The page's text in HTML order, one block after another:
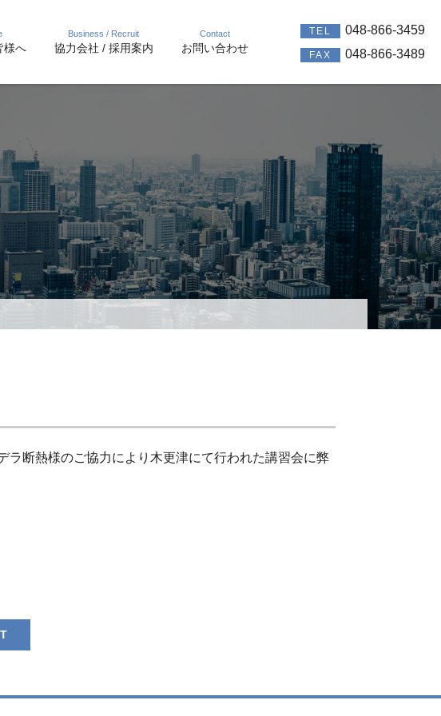
様へ
Business / Recruit
協力会社 / 採用案内
Contact
お問い合わせ
TEL 048-866-3459
FAX 048-866-3489
断熱様のご協力により木更津にて行われた講習会に弊